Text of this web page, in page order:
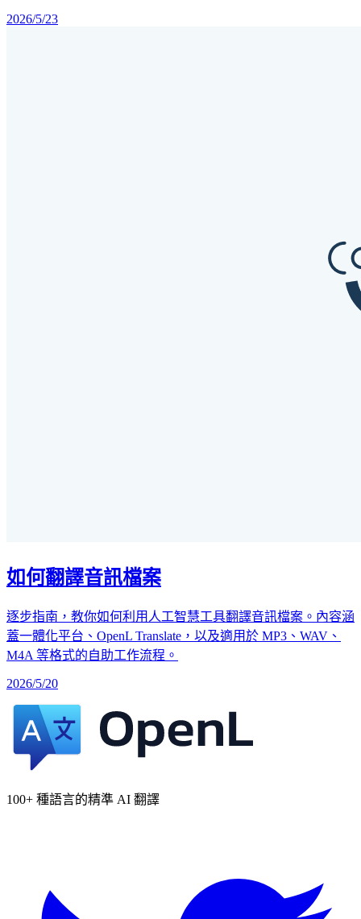
2026/5/23
如何翻譯音訊檔案
逐步指南，教你如何利用人工智慧工具翻譯音訊檔案。內容涵
蓋一體化平台、OpenL Translate，以及適用於 MP3、WAV、
M4A 等格式的自助工作流程。
2026/5/20
100+ 種語言的精準 AI 翻譯